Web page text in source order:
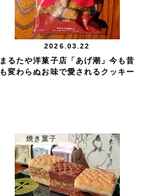
2026.03.22
まるたや洋菓子店「あげ潮」今も昔
も変わらぬお味で愛されるクッキー
焼き菓子